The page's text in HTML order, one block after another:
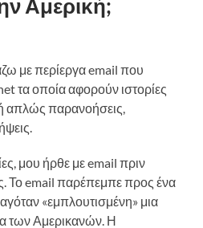
Αμερική;
με περίεργα email που
τα οποία αφορούν ιστορίες
απλώς παρανοήσεις,
μου ήρθε με email πριν
Το email παρέπεμπε προς ένα
«εμπλουτισμένη» μια
των Αμερικανών. Η